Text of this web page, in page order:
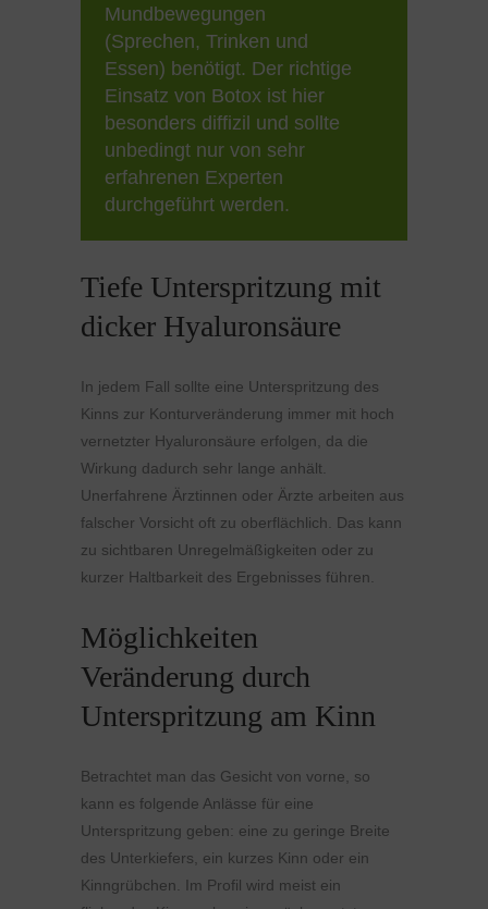
Mundbewegungen
(Sprechen, Trinken und
Essen) benötigt. Der richtige
Einsatz von Botox ist hier
besonders diffizil und sollte
unbedingt nur von sehr
erfahrenen Experten
durchgeführt werden.
Tiefe Unterspritzung mit
dicker Hyaluronsäure
In jedem Fall sollte eine Unterspritzung des
Kinns zur Konturveränderung immer mit hoch
vernetzter Hyaluronsäure erfolgen, da die
Wirkung dadurch sehr lange anhält.
Unerfahrene Ärztinnen oder Ärzte arbeiten aus
falscher Vorsicht oft zu oberflächlich. Das kann
zu sichtbaren Unregelmäßigkeiten oder zu
kurzer Haltbarkeit des Ergebnisses führen.
Möglichkeiten
Veränderung durch
Unterspritzung am Kinn
Betrachtet man das Gesicht von vorne, so
kann es folgende Anlässe für eine
Unterspritzung geben: eine zu geringe Breite
des Unterkiefers, ein kurzes Kinn oder ein
Kinngrübchen. Im Profil wird meist ein